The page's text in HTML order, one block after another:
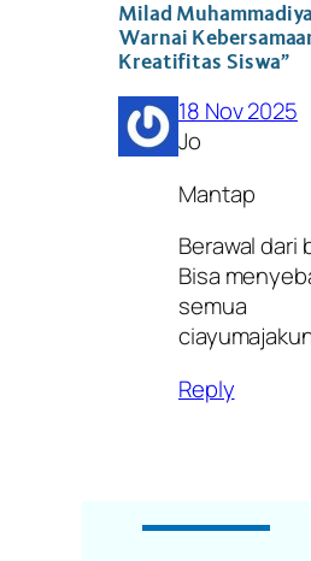
Milad
Warnai
Kreatifitas Siswa”
18 Nov 2025
Jo
Mantap
Berawal dari
Bisa
semua
Reply